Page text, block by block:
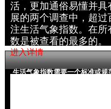
活，更加通俗易懂并
展的两个调查中，超
注生活气象指数。在
数是被查看的最多的。
进入详情
生活气象指数需要一个标准或规